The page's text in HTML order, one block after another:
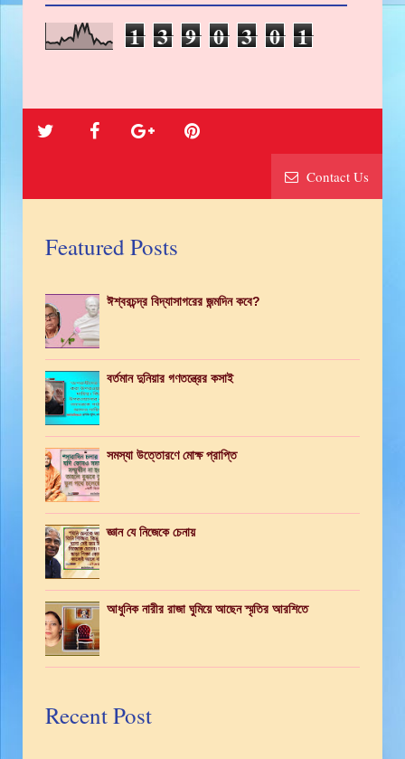
1 3 9 0 3 0 1
Contact Us
Featured Posts
ঈশ্বরচন্দ্র বিদ্যাসাগরের জন্মদিন কবে?
বর্তমান দুনিয়ার গণতন্ত্রের কসাই
সমস্যা উত্তোরণে মোক্ষ প্রাপ্তি
জ্ঞান যে নিজেকে চেনায়
আধুনিক নারীর রাজা ঘুমিয়ে আছেন স্মৃতির আরশিতে
Recent Post